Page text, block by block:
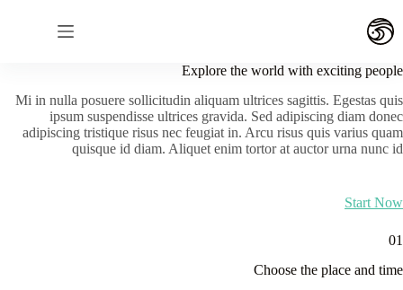
إلى
المحتوى
Explore the world with exciting people
Mi in nulla posuere sollicitudin aliquam ultrices sagittis. Egestas quis
ipsum suspendisse ultrices gravida. Sed adipiscing diam donec
adipiscing tristique risus nec feugiat in. Arcu risus quis varius quam
quisque id diam. Aliquet enim tortor at auctor urna nunc id
Start Now
01
Choose the place and time